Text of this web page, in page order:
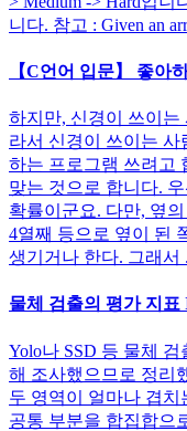
니다. 참고 : Given an
【C언어 입문】 좋아
하지만, 신경이 쓰이는
라서 신경이 쓰이는
하는 프로그램 쓰려고
맞는 것으로 합니다.
확률이군요. 다만, 옆
4열째 등으로 옆이 된
생기거나 한다. 그래서
물체 검출의 평가 지표
Yolo나 SSD 등 물체
해 조사했으므로 정리
두 영역이 얼마나 겹치
공통 부분을 합집합으